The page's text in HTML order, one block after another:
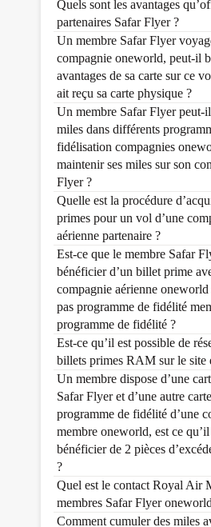
Quels sont les avantages
partenaires Safar Flyer ?
Un membre Safar Flyer
compagnie oneworld, peut-il
avantages de sa carte sur ce
ait reçu sa carte physique ?
Un membre Safar Flyer peut-
miles dans différents
fidélisation compagnies
maintenir ses miles sur son
Flyer ?
Quelle est la procédure
primes pour un vol d’une
aérienne partenaire ?
Est-ce que le membre Safar
bénéficier d’un billet prime
compagnie aérienne oneworld
pas programme de fidélité
programme de fidélité ?
Est-ce qu’il est possible de
billets primes RAM sur le site
Un membre dispose d’une
Safar Flyer et d’une autre
programme de fidélité d’une
membre oneworld, est ce
bénéficier de 2 pièces
?
Quel est le contact Royal Air
membres Safar Flyer
Comment cumuler des miles